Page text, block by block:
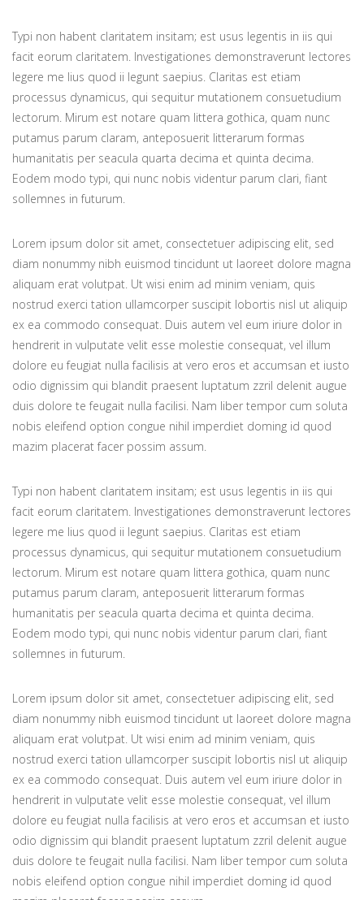
Typi non habent claritatem insitam; est usus legentis in iis qui
facit eorum claritatem. Investigationes demonstraverunt lectores
legere me lius quod ii legunt saepius. Claritas est etiam
processus dynamicus, qui sequitur mutationem consuetudium
lectorum. Mirum est notare quam littera gothica, quam nunc
putamus parum claram, anteposuerit litterarum formas
humanitatis per seacula quarta decima et quinta decima.
Eodem modo typi, qui nunc nobis videntur parum clari, fiant
sollemnes in futurum.
Lorem ipsum dolor sit amet, consectetuer adipiscing elit, sed
diam nonummy nibh euismod tincidunt ut laoreet dolore magna
aliquam erat volutpat. Ut wisi enim ad minim veniam, quis
nostrud exerci tation ullamcorper suscipit lobortis nisl ut aliquip
ex ea commodo consequat. Duis autem vel eum iriure dolor in
hendrerit in vulputate velit esse molestie consequat, vel illum
dolore eu feugiat nulla facilisis at vero eros et accumsan et iusto
odio dignissim qui blandit praesent luptatum zzril delenit augue
duis dolore te feugait nulla facilisi. Nam liber tempor cum soluta
nobis eleifend option congue nihil imperdiet doming id quod
mazim placerat facer possim assum.
Typi non habent claritatem insitam; est usus legentis in iis qui
facit eorum claritatem. Investigationes demonstraverunt lectores
legere me lius quod ii legunt saepius. Claritas est etiam
processus dynamicus, qui sequitur mutationem consuetudium
lectorum. Mirum est notare quam littera gothica, quam nunc
putamus parum claram, anteposuerit litterarum formas
humanitatis per seacula quarta decima et quinta decima.
Eodem modo typi, qui nunc nobis videntur parum clari, fiant
sollemnes in futurum.
Lorem ipsum dolor sit amet, consectetuer adipiscing elit, sed
diam nonummy nibh euismod tincidunt ut laoreet dolore magna
aliquam erat volutpat. Ut wisi enim ad minim veniam, quis
nostrud exerci tation ullamcorper suscipit lobortis nisl ut aliquip
ex ea commodo consequat. Duis autem vel eum iriure dolor in
hendrerit in vulputate velit esse molestie consequat, vel illum
dolore eu feugiat nulla facilisis at vero eros et accumsan et iusto
odio dignissim qui blandit praesent luptatum zzril delenit augue
duis dolore te feugait nulla facilisi. Nam liber tempor cum soluta
nobis eleifend option congue nihil imperdiet doming id quod